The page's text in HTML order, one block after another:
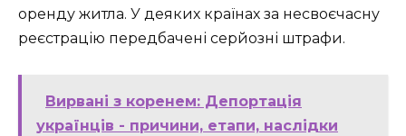
оренду житла. У деяких країнах за несвоєчасну
реєстрацію передбачені серйозні штрафи.
Вирвані з коренем: Депортація
українців - причини, етапи, наслідки